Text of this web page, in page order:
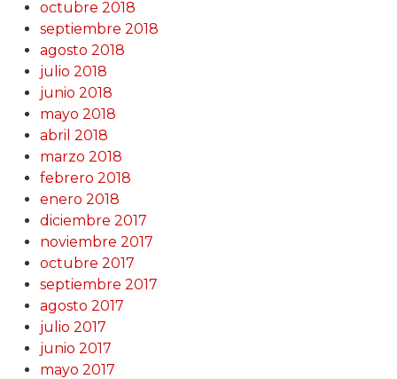
octubre 2018
septiembre 2018
agosto 2018
julio 2018
junio 2018
mayo 2018
abril 2018
marzo 2018
febrero 2018
enero 2018
diciembre 2017
noviembre 2017
octubre 2017
septiembre 2017
agosto 2017
julio 2017
junio 2017
mayo 2017